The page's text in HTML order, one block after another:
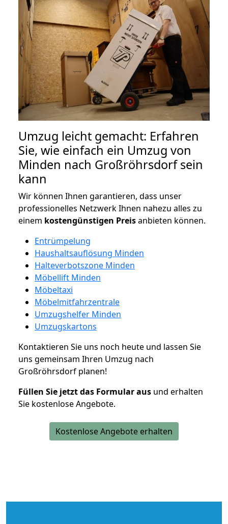
Umzug leicht gemacht: Erfahren
Sie, wie einfach ein Umzug von
Minden nach Großröhrsdorf sein
kann
Wir können Ihnen garantieren, dass unser
professionelles Netzwerk Ihnen nahezu alles zu
einem kostengünstigen Preisanbieten können.
Entrümpelung
Haushaltsauflösung Minden
Halteverbotszone Minden
Möbellift Minden
Möbeltaxi
Möbelmitfahrzentrale
Umzugshelfer Minden
Umzugskartons
Kontaktieren Sie uns noch heute und lassen Sie
uns gemeinsam Ihren Umzug nach
Großröhrsdorf planen!
Füllen Sie jetzt das Formular aus und erhalten
Sie kostenlose Angebote.
Kostenlose Angebote erhalten